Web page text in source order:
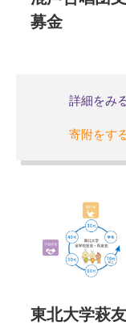
募金
詳細をみ
寄附をす
東北大学萩